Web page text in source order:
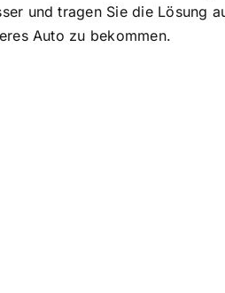
und tragen Sie die Lösung
Auto zu bekommen.